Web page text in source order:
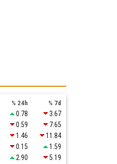
% 24h % 7d
0.78
3.67
0.59
7.65
1.46
11.84
0.15
1.59
2.90
5.19